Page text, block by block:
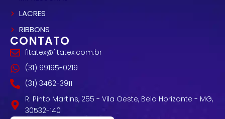
LACRES
RIBBONS
CONTATO
fitatex@fitatex.com.br
(31) 99195-0219
(31) 3462-3911
R. Pinto Martins, 255 - Vila Oeste, Belo Horizonte - MG,
30532-140